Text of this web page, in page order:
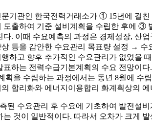
기관인 한국전력거래소가 ① 15년에 걸
도출하여 기준 설비계획을 수립한 후에 ③
다. 이때 수요예측의 과정은 경제성장, 산
등을 감안한 수요관리 목표량 설정 → 수
하고 향후 추가적인 수요관리가 없었을
하는 전력수급기본계획의 수요 전망이
획을 수립하는 과정에서는 동년 8월에 수
합리화와 에너지이용합리 화계획상의
된 수요관리 후 수요에 기초하여 발전설
것이 일반적이다. 따라서 오차가 크게